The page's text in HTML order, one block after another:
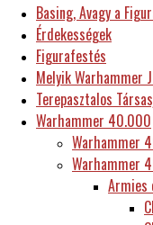
Basing, Avagy a
Érdekességek
Figurafestés
Melyik Warhammer
Terepasztalos
Warhammer 40.000
Warhammer
Warhammer
Armies